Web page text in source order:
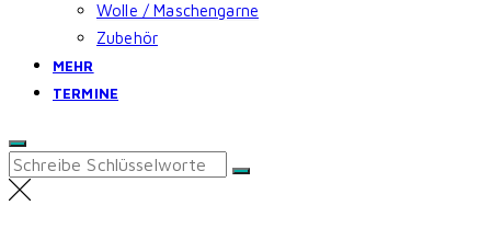
Wolle / Maschengarne
Zubehör
MEHR
TERMINE
Search
for: